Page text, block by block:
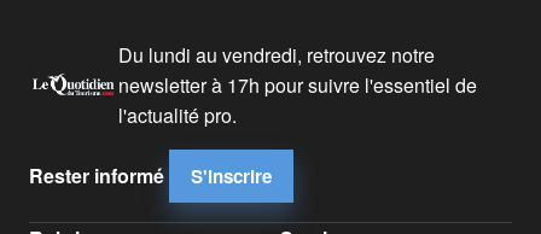
Du lundi au vendredi, retrouvez notre
newsletter à 17h pour suivre l'essentiel de
l'actualité pro.
Rester informé S'inscrire